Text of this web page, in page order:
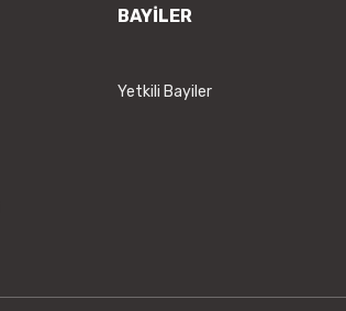
BAYİLER
Yetkili Bayiler